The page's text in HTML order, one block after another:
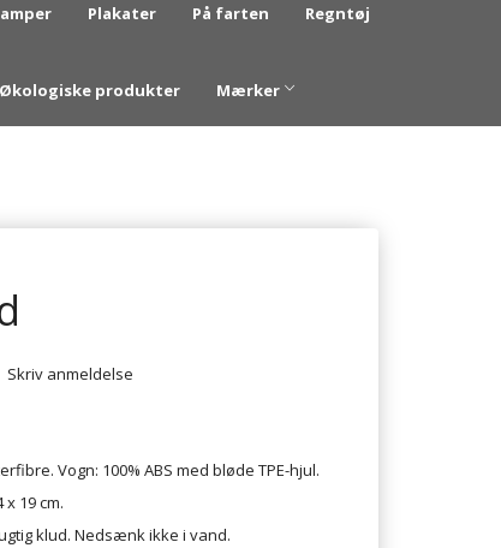
Plakater På farten Regntøj
Økologiske produkter Mærker
Skriv anmeldelse
Vogn: 100% ABS med bløde TPE-hjul.
x 19 cm.
klud. Nedsænk ikke i vand.